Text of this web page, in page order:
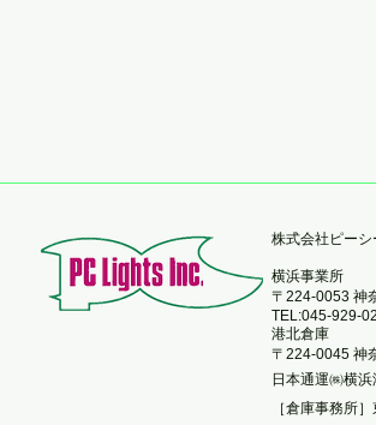
株式会社ピーシ
横浜事業所
〒224-0053 神
TEL:045-929-
港北倉庫
〒224-0045 神
日本通運㈱横
［倉庫事務所